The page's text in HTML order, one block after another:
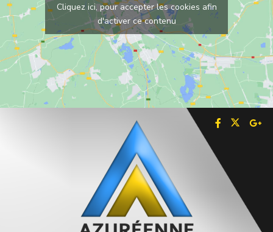
Cliquez ici, pour accepter les cookies afin
d'activer ce contenu